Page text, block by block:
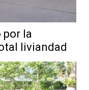
por la
liviandad